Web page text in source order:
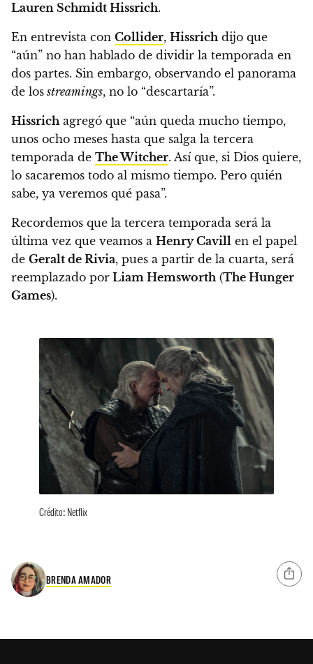
Lauren Schmidt Hissrich.
En entrevista con Collider, Hissrichdijo que
“aún” no han hablado de dividir la temporada en
dos partes. Sin embargo, observando el panorama
de losstreamings, no lo “descartaría”.
Hissrichagregó que “aún queda mucho tiempo,
unos ocho meses hasta que salga la tercera
temporada de The Witcher. Así que, si Dios quiere,
lo sacaremos todo al mismo tiempo. Pero quién
sabe, ya veremos qué pasa”.
Recordemos que la tercera temporada será la
última vez que veamos a Henry Cavill en el papel
de Geralt de Rivia, pues a partir de la cuarta, será
reemplazado por Liam Hemsworth(The Hunger
Games).
Crédito: Netflix
BRENDA AMADOR